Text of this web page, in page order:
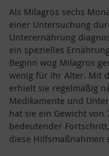
Als Milagros sechs
einer Untersuchung
Unterernährung
ein spezielles
Beginn wog Milagros
wenig für ihr Alter. Mit
erhielt sie regelmäßig
Medikamente und
hat sie ein Gewicht von
bedeutender
diese Hilfsmaßnahmen